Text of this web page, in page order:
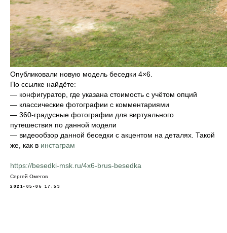
Опубликовали новую модель беседки 4×6.
По ссылке найдёте:
— конфигуратор, где указана стоимость с учётом опций
— классические фотографии с комментариями
— 360-градусные фотографии для виртуального
путешествия по данной модели
— видеообзор данной беседки с акцентом на деталях. Такой
же, как в инстаграм
https://besedki-msk.ru/4x6-brus-besedka
Сергей Омегов
2021-05-06 17:53